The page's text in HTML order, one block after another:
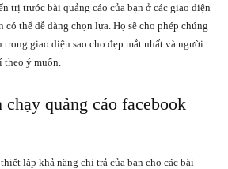
trị trước bài quảng cáo của bạn ở các giao diện
có thể dễ dàng chọn lựa. Họ sẽ cho phép chúng
giao diện sao cho đẹp mắt nhất và người
ý muốn.
chạy quảng cáo facebook
lập khả năng chi trả của bạn cho các bài